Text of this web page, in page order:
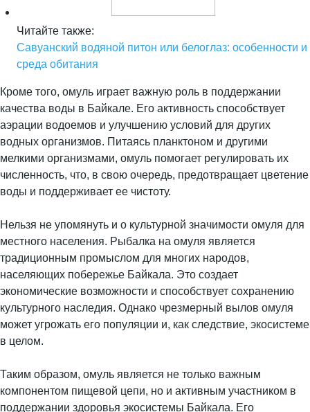
Читайте также:
Савуанский водяной питон или белоглаз: особенности и
среда обитания
Кроме того, омуль играет важную роль в поддержании
качества воды в Байкале. Его активность способствует
аэрации водоемов и улучшению условий для других
водных организмов. Питаясь планктоном и другими
мелкими организмами, омуль помогает регулировать их
численность, что, в свою очередь, предотвращает цветение
воды и поддерживает ее чистоту.
Нельзя не упомянуть и о культурной значимости омуля для
местного населения. Рыбалка на омуля является
традиционным промыслом для многих народов,
населяющих побережье Байкала. Это создает
экономические возможности и способствует сохранению
культурного наследия. Однако чрезмерный вылов омуля
может угрожать его популяции и, как следствие, экосистеме
в целом.
Таким образом, омуль является не только важным
компонентом пищевой цепи, но и активным участником в
поддержании здоровья экосистемы Байкала. Его